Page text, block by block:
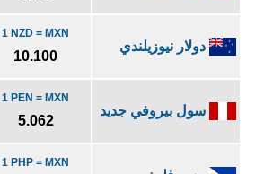
دولار نيوزيلندي
1 NZD = MXN
10.100
سول بيروفي جديد
1 PEN = MXN
5.062
1 PHP = MXN